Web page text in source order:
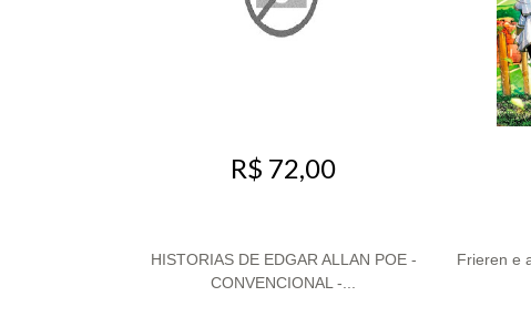
R$ 72,00
HISTORIAS DE EDGAR ALLAN POE -
CONVENCIONAL -...
Frieren e